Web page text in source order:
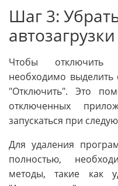
Шаг 3:
автозагрузки
Чтобы отключить
необходимо выделить
"Отключить". Это
отключенных
запускаться при
Для удаления
полностью,
методы, такие как